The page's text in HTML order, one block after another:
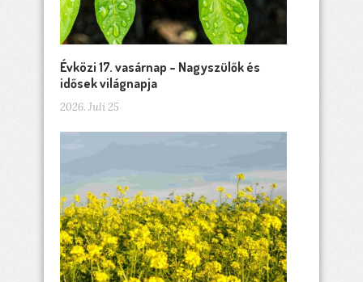
Évközi 17. vasárnap – Nagyszülők és
idősek világnapja
2026. Juli 25